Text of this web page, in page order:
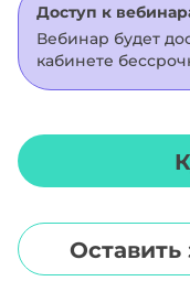
Доступ к
Вебинар будет
кабинете
Оставить